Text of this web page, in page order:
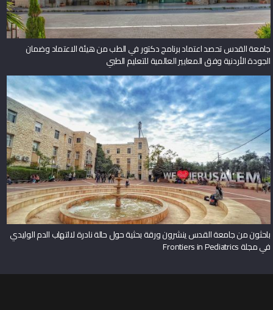
جامعة القدس تحصد اعتماد برنامج دكتور في الطب من هيئة الاعتماد وضمان
الجودة الأردنية وفق المعايير العالمية للتعليم الطبي
باحثون من جامعة القدس ينشرون ورقة بحثية حول حالة نادرة لالتهاب الدم الوليدي
في مجلة Frontiers in Pediatrics